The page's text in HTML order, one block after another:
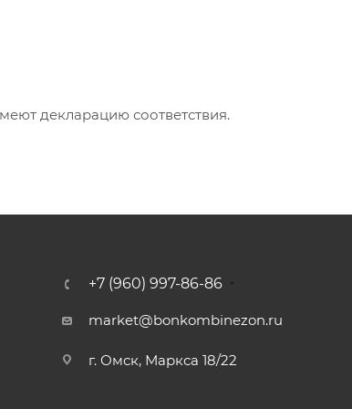
декларацию соответствия.
+7 (960) 997-86-86
market@bonkombinezon.ru
г. Омск, Маркса 18/22